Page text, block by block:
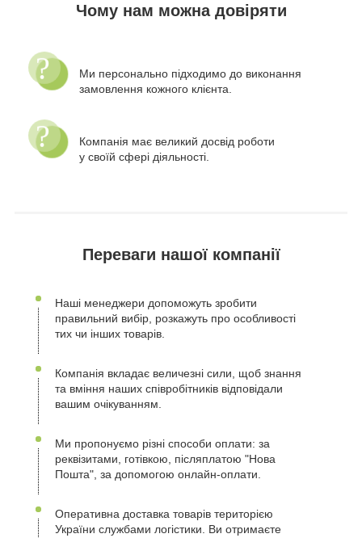
Чому нам можна довіряти
Ми персонально підходимо до виконання
замовлення кожного клієнта.
Компанія має великий досвід роботи
у своїй сфері діяльності.
Переваги нашої компанії
Наші менеджери допоможуть зробити
правильний вибір, розкажуть про особливості
тих чи інших товарів.
Компанія вкладає величезні сили, щоб знання
та вміння наших співробітників відповідали
вашим очікуванням.
Ми пропонуємо різні способи оплати: за
реквізитами, готівкою, післяплатою "Нова
Пошта", за допомогою онлайн-оплати.
Оперативна доставка товарів територією
України службами логістики. Ви отримаєте